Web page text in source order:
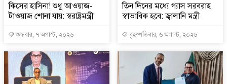
কিসের হাসিনা! শুধু আওয়াজ-
টাওয়াজ শোনা যায়: স্বরাষ্ট্রমন্ত্রী
শুক্রবার, ৭ অগাস্ট, ২০২৬
তিন দিনের মধ্যে গ্যাস সরবরাহ
স্বাভাবিক হবে: জ্বালানি মন্ত্রী
বৃহস্পতিবার, ৬ অগাস্ট, ২০২৬